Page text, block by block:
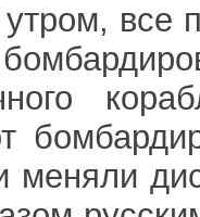
все
меняли